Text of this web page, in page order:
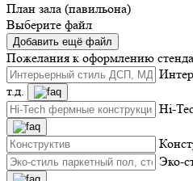
План зала (павильона)
Выберите файл
Добавить ещё файл
Пожелания к оформлению стенда
т.д.
Hi-
Эко-